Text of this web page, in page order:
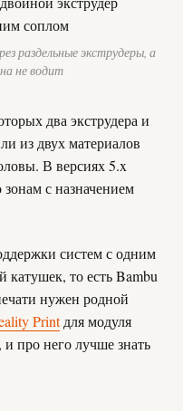
раздельные экструдеры, а
не водит
два экструдера и
из двух материалов
В версиях 5.x
с назначением
систем с одним
катушек, то есть Bambu
нужен родной
Printдля модуля
про него лучше знать